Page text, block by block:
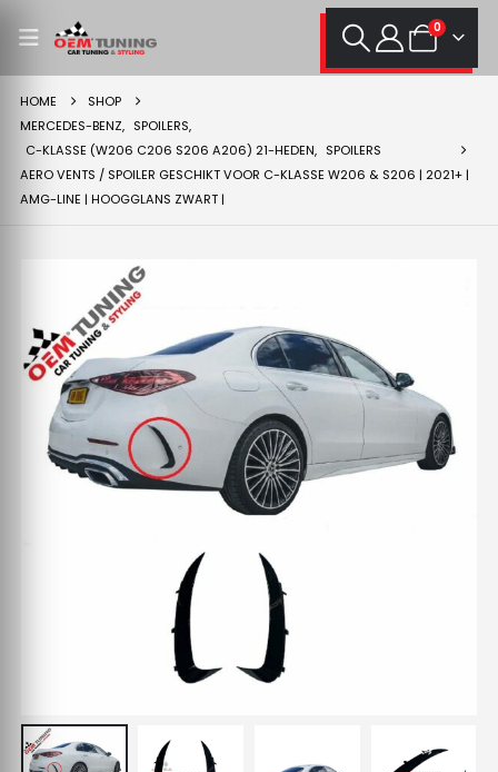
0
HOME
SHOP
MERCEDES-BENZ, SPOILERS,
C-KLASSE (W206 C206 S206 A206) 21-HEDEN, SPOILERS
AERO VENTS / SPOILER GESCHIKT VOOR C-KLASSE W206 & S206 | 2021+ |
AMG-LINE | HOOGGLANS ZWART |